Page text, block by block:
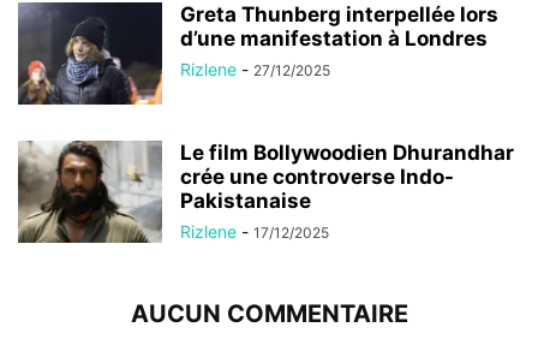
Greta Thunberg interpellée lors
d’une manifestation à Londres
Rizlene - 27/12/2025
Le film Bollywoodien Dhurandhar
crée une controverse Indo-
Pakistanaise
Rizlene - 17/12/2025
AUCUN COMMENTAIRE